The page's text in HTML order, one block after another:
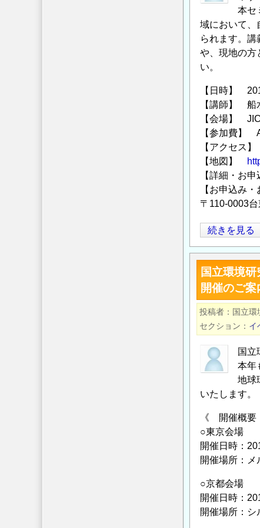
グ
の
ケ
ー
ス
タ
デ
ィ
～
世
界
の
食
糧・
資
源・
エ
ネ
ン
ル
ギ
ー・
境
題
の
解
決
へ
～
の
本セ
域において、
られます。
や、現地の方
い。
【日時】
【講師】
【会場】
【参加費】
【アクセス
【地図】
【詳細・お
【お申込み
〒110-0003
【10/4
開
催】
第
182
回
APEX
セ
ミ
ナ
「サ
ル
地
域
に
適
合
的
続きを見る
国立環境
開催のご案
投稿者 国立環
セクション
イ
国立
本年
地球
いたします。
《 開催概要
○東京会場
開催日時：
開催場所：メ
○京都会場
開催日時：
開催場所：